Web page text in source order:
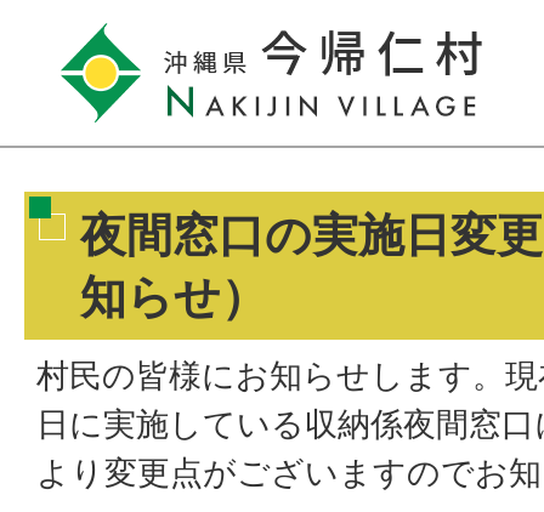
夜間窓口の実施日変
知らせ）
村民の皆様にお知らせします。
日に実施している収納係夜間窓
より変更点がございますのでお